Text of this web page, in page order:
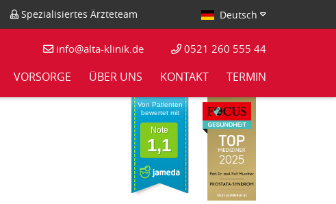
Deutsch
Spezialisiertes Ärzteteam
VORSORGE ÜBER UNS KONTAKT TERMIN
info@alta-klinik.de 0521 260 555 44
Von Patienten
bewertet mit
Note
1,1